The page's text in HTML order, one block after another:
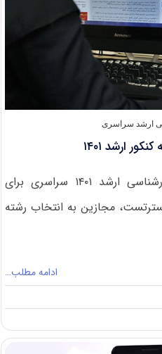
ارشد سراسری
ارشد ۱۴۰۱
فرصت مجدد انتخاب رشته کارشناسی ارشد ۱۴۰۱ سراسری برای
مجازین به انتخاب رشته
ادامه مطلب…